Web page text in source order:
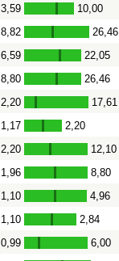
3,59 - 10,00
8,82 - 26,46
6,59 - 22,05
8,80 - 26,46
2,20 - 17,61
1,17 - 2,20
2,20 - 12,10
1,96 - 8,80
1,10 - 4,96
1,10 - 2,84
0,99 - 6,00